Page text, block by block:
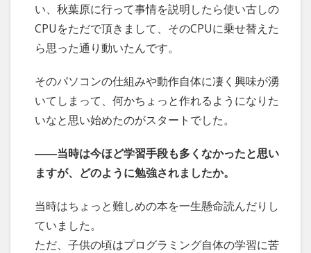
い、秋葉原に行って事情を説明したら使い古しの
CPUをただで頂きまして、そのCPUに乗せ替えた
ら思った通り動いたんです。
そのパソコンの仕組みや動作自体に凄く興味が湧
いてしまって、何かちょっと作れるようになりた
いなと思い始めたのがスタートでした。
――当時は今ほど学習手段も多くなかったと思い
ますが、どのように勉強されましたか。
当時はちょっと難しめの本を一生懸命読んだりし
ていました。
ただ、子供の頃はプログラミング自体の学習に苦